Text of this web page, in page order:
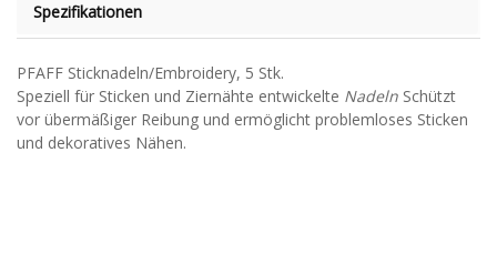
Spezifikationen
PFAFF Sticknadeln/Embroidery, 5 Stk.
Speziell für Sticken und Ziernähte entwickelte Nadeln Schützt
vor übermäßiger Reibung und ermöglicht problemloses Sticken
und dekoratives Nähen.